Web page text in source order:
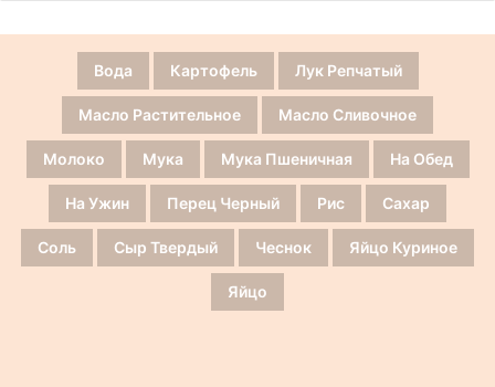
Вода Картофель Лук Репчатый
Масло Растительное Масло Сливочное
Молоко Мука Мука Пшеничная На Обед
На Ужин Перец Черный Рис Сахар
Соль Сыр Твердый Чеснок Яйцо Куриное
Яйцо